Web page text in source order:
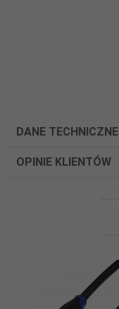
DANE TECHNICZNE
OPINIE KLIENTÓW